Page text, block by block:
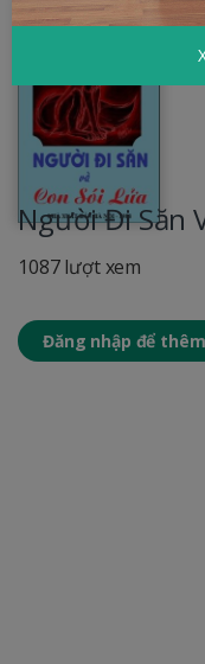
Người Đi Săn
1087 lượt xem
Đăng nhập để